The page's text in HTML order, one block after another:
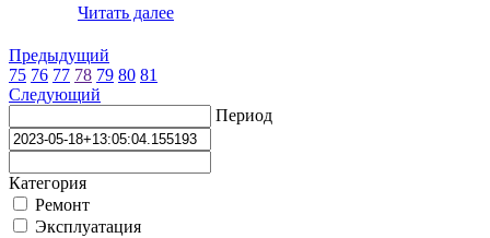
Читать далее
Предыдущий
75 76 77 78 79 80 81
Следующий
Период
Категория
Ремонт
Эксплуатация